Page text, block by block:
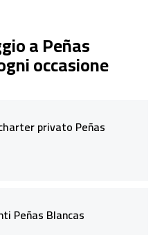
a Peñas
occasione
privato Peñas
Peñas Blancas